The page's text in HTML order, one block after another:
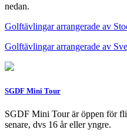
nedan.
Golftävlingar arrangerade av
Golftävlingar arrangerade av
SGDF Mini Tour
SGDF Mini Tour är öppen för
senare, dvs 16 år eller yngre.